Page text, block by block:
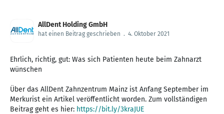
AllDent Holding GmbH
hat einen Beitrag geschrieben . 4. Oktober 2021
Ehrlich, richtig, gut: Was sich Patienten heute beim Zahnarzt
wünschen ⁠
Über das AllDent Zahnzentrum Mainz ist Anfang September im
Merkurist ein Artikel veröffentlicht worden. Zum vollständigen
Beitrag geht es hier: https://bit.ly/3kraJUE